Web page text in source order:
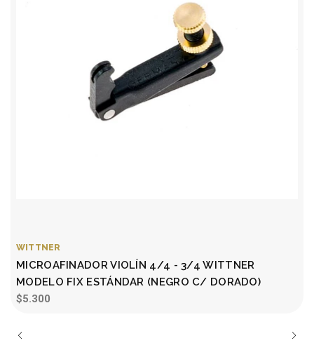
WITTNER
MICROAFINADOR VIOLÍN 4/4 - 3/4 WITTNER
MODELO FIX ESTÁNDAR (NEGRO C/ DORADO)
$5.300